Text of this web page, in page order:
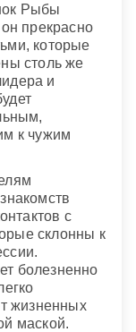
Рыбы
прекрасно
которые
столь же
и
к чужим
с
склонны к
болезненно
жизненных
маской.